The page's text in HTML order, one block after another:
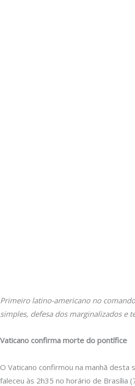
Primeiro latino-americano no
simples, defesa dos marginalizados e
Vaticano confirma morte do pontífice
O Vaticano confirmou na manhã desta
faleceu às 2h35 no horário de Brasília